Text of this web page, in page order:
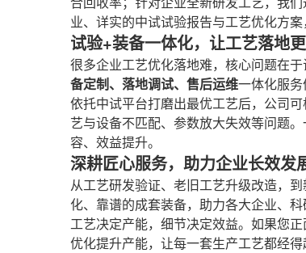
业、详实的中试试验报告与工艺优化方
试验+装备一体化，让工艺落地
很多企业工艺优化落地难，核心问题在
备定制、落地调试、售后运维一体化服务
依托中试平台打磨出最优工艺后，公司
艺与设备不匹配、参数放大失效等问题
容、效益提升。
深耕匠心服务，助力企业长效发
从工艺研发验证、老旧工艺升级改造，
化、靠谱的成套装备，助力各大企业、
工艺决定产能，细节决定效益。如果您
优化提升产能，让每一套生产工艺都经